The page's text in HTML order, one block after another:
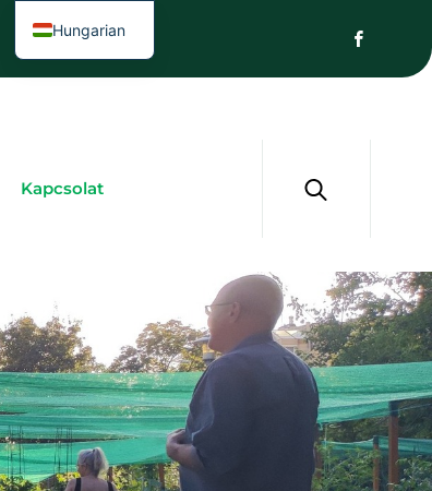
Kapcsolat
Hungarian